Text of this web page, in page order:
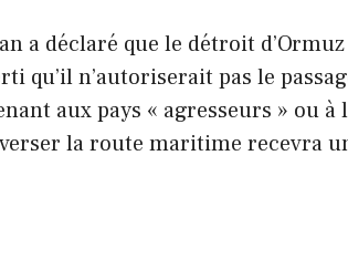
a déclaré que le détroit
qu’il n’autoriserait pas le
aux pays « agresseurs » ou à
la route maritime recevra